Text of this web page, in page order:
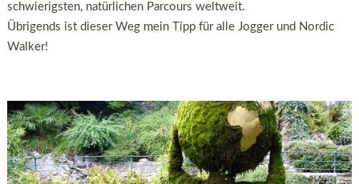
schwierigsten, natürlichen Parcours weltweit.
Übrigends ist dieser Weg mein Tipp für alle Jogger und Nordic
Walker!